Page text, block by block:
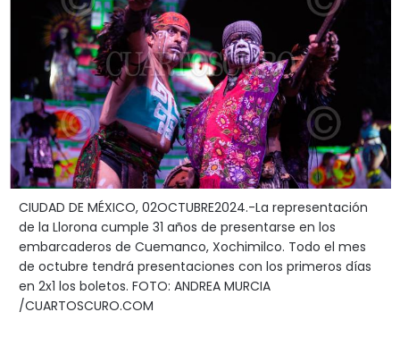
CIUDAD DE MÉXICO, 02OCTUBRE2024.-La representación
de la Llorona cumple 31 años de presentarse en los
embarcaderos de Cuemanco, Xochimilco. Todo el mes
de octubre tendrá presentaciones con los primeros días
en 2x1 los boletos. FOTO: ANDREA MURCIA
/CUARTOSCURO.COM